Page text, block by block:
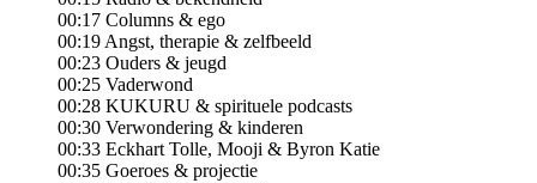
00:17 Columns & ego
00:19 Angst, therapie & zelfbeeld
00:23 Ouders & jeugd
00:25 Vaderwond
00:28 KUKURU & spirituele podcasts
00:30 Verwondering & kinderen
00:33 Eckhart Tolle, Mooji & Byron Katie
00:35 Goeroes & projectie